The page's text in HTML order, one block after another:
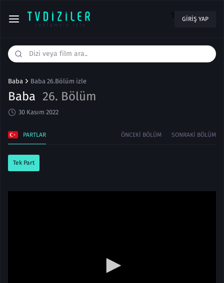
1 GIRIŞ YAP
Baba Baba 26.Bölüm izle
Baba 26. Bölüm
30 Kasım 2022
PARTLAR ÖNCEKI BÖLÜM SONRAKI BÖLÜM
Tek Part